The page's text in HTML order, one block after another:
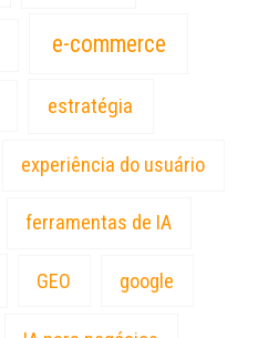
e-commerce
estratégia
experiência do usuário
ferramentas de IA
GEO google